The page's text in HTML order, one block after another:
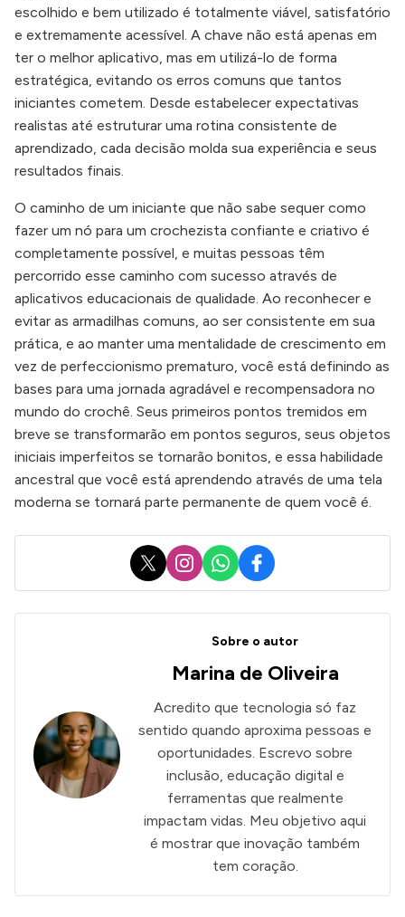
escolhido e bem utilizado é totalmente viável, satisfatório
e extremamente acessível. A chave não está apenas em
ter o melhor aplicativo, mas em utilizá-lo de forma
estratégica, evitando os erros comuns que tantos
iniciantes cometem. Desde estabelecer expectativas
realistas até estruturar uma rotina consistente de
aprendizado, cada decisão molda sua experiência e seus
resultados finais.
O caminho de um iniciante que não sabe sequer como
fazer um nó para um crochezista confiante e criativo é
completamente possível, e muitas pessoas têm
percorrido esse caminho com sucesso através de
aplicativos educacionais de qualidade. Ao reconhecer e
evitar as armadilhas comuns, ao ser consistente em sua
prática, e ao manter uma mentalidade de crescimento em
vez de perfeccionismo prematuro, você está definindo as
bases para uma jornada agradável e recompensadora no
mundo do crochê. Seus primeiros pontos tremidos em
breve se transformarão em pontos seguros, seus objetos
iniciais imperfeitos se tornarão bonitos, e essa habilidade
ancestral que você está aprendendo através de uma tela
moderna se tornará parte permanente de quem você é.
X InstagramWhatsApp
Facebook
Sobre o autor
Marina de Oliveira
Acredito que tecnologia só faz
sentido quando aproxima pessoas e
oportunidades. Escrevo sobre
inclusão, educação digital e
ferramentas que realmente
impactam vidas. Meu objetivo aqui
é mostrar que inovação também
tem coração.